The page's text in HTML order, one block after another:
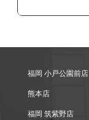
福岡 小戸公園前店
熊本店
福岡 筑紫野店